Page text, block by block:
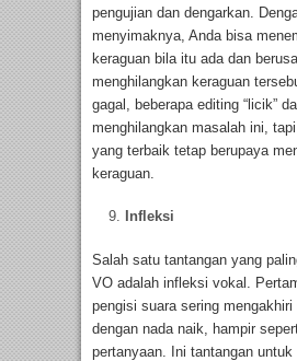
pengujian dan dengarkan.
menyimaknya, Anda bisa
keraguan bila itu ada dan
menghilangkan keraguan
gagal, beberapa editing “licik”
menghilangkan masalah ini,
yang terbaik tetap berupaya
keraguan.
Infleksi
Salah satu tantangan yang
VO adalah infleksi vokal.
pengisi suara sering
dengan nada naik, hampir
pertanyaan. Ini tantangan untuk